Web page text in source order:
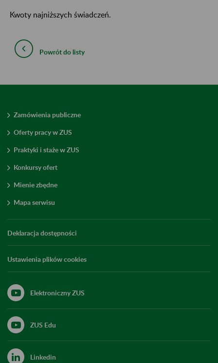
Kwoty najniższych świadczeń.
Powrót do listy
Zamówienia publiczne
Oferty pracy w ZUS
Praktyki i staże w ZUS
Konkursy ofert
Mienie zbędne
Mapa serwisu
Deklaracja dostępności
Ustawienia plików cookies
Elektroniczny ZUS
ZUS Edu
Linkedin